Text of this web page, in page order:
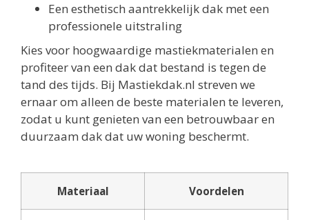
Een esthetisch aantrekkelijk dak met een
professionele uitstraling
Kies voor hoogwaardige mastiekmaterialen en
profiteer van een dak dat bestand is tegen de
tand des tijds. Bij Mastiekdak.nl streven we
ernaar om alleen de beste materialen te leveren,
zodat u kunt genieten van een betrouwbaar en
duurzaam dak dat uw woning beschermt.
Materiaal Voordelen